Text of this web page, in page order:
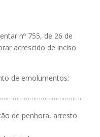
nº 755, de 26 de
acrescido de inciso
de emolumentos:
de penhora, arresto